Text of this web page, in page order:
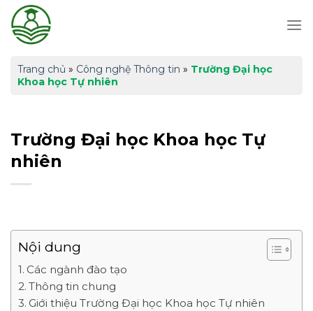
Skip
content
Trang chủ » Công nghệ Thông tin » Trường Đại học
Khoa học Tự nhiên
Trường Đại học Khoa học Tự
nhiên
Nội dung
Các ngành đào tạo
Thông tin chung
Giới thiệu Trường Đại học Khoa học Tự nhiên